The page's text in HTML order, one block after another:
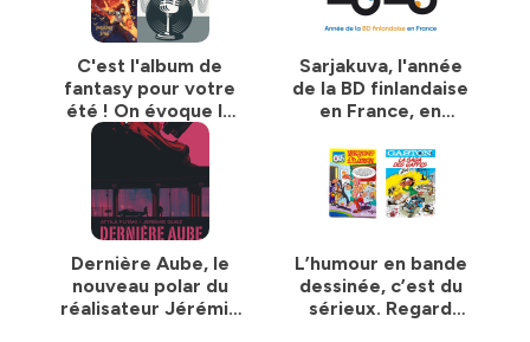
C'est l'album de
fantasy pour votre
été ! On évoque le
premier tome de
Pourpre Sang avec
Léo Chérel. Dans
ma bulle #766
Sarjakuva, l'année
de la BD finlandaise
en France, en
Kinnumen. Dans ma
bulle #765
Dernière Aube, le
nouveau polar du
réalisateur Jérémie
L’humour en bande
dessinée, c’est du
sérieux. Regard